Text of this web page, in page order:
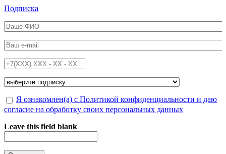
Перейти к основному содержанию
Подписка
ФИО*
Email*
Телефон*
Подписка на*
Обработка персональных данных*
Я ознакомлен(а) с Политикой конфиденциальности и даю
согласие на обработку своих персональных данных
Leave this field blank